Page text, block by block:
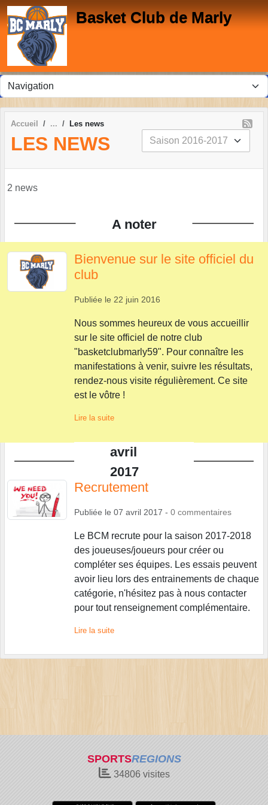
Basket Club de Marly
Accueil Les news
LES NEWS
2 news
A noter
Bienvenue sur le site officiel du
club
Publiée le 22 juin 2016
Nous sommes heureux de vous accueillir
sur le site officiel de notre club
"basketclubmarly59". Pour connaître les
manifestations à venir, suivre les résultats,
rendez-nous visite régulièrement. Ce site
est le vôtre !
Lire la suite
avril
2017
Recrutement
Publiée le 07 avril 2017 - 0 commentaires
Le BCM recrute pour la saison 2017-2018
des joueuses/joueurs pour créer ou
compléter ses équipes. Les essais peuvent
avoir lieu lors des entrainements de chaque
catégorie, n'hésitez pas à nous contacter
pour tout renseignement complémentaire.
Lire la suite
SPORTSREGIONS
34806visites
Panneau de gestion des cookies